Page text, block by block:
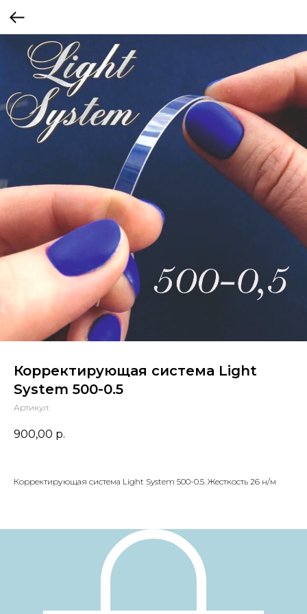
Корректирующая система Light
System 500-0.5
Артикул:
900,00 р.
Корректирующая система Light System 500-0.5. Жесткость 26 н/м